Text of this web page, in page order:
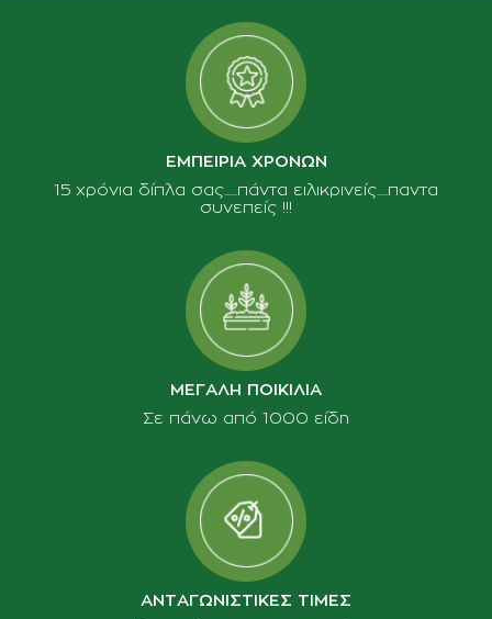
ΕΜΠΕΙΡΙΑ ΧΡΟΝΩΝ
15 χρόνια δίπλα σας......πάντα ειλικρινείς.....παντα
συνεπείς !!!
ΜΕΓΑΛΗ ΠΟΙΚΙΛΙΑ
Σε πάνω από 1000 είδη
ΑΝΤΑΓΩΝΙΣΤΙΚΕΣ ΤΙΜΕΣ